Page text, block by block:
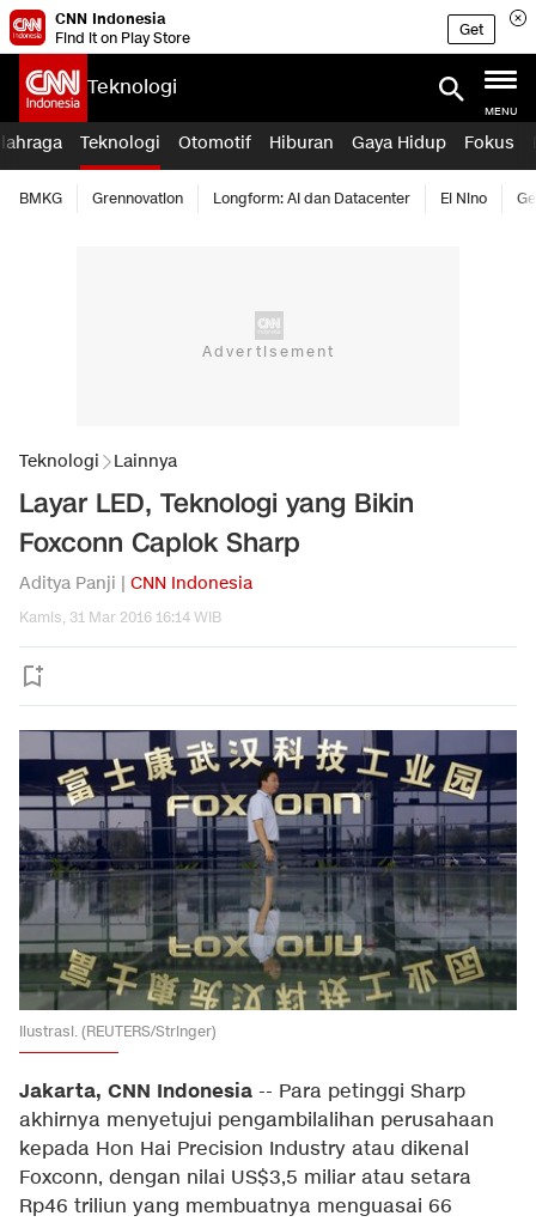
CNN Indonesia
Find it on Play Store
Get
Teknologi
MENU
Teknologi Otomotif Hiburan Gaya Hidup Fokus
BMKG Grennovation Longform: AI dan Datacenter El Nino
Teknologi Lainnya
Layar LED, Teknologi yang Bikin
Foxconn Caplok Sharp
Aditya Panji | CNN Indonesia
Kamis, 31 Mar 2016 16:14 WIB
Ilustrasi. (REUTERS/Stringer)
Jakarta, CNN Indonesia -- Para petinggi Sharp
akhirnya menyetujui pengambilalihan perusahaan
kepada Hon Hai Precision Industry atau dikenal
Foxconn, dengan nilai US$3,5 miliar atau setara
Rp46 triliun yang membuatnya menguasai 66